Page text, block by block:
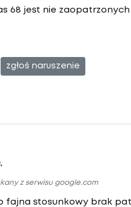
68 jest nie
zgłoś naruszenie
z serwisu google.com
fajna stosunkowy brak